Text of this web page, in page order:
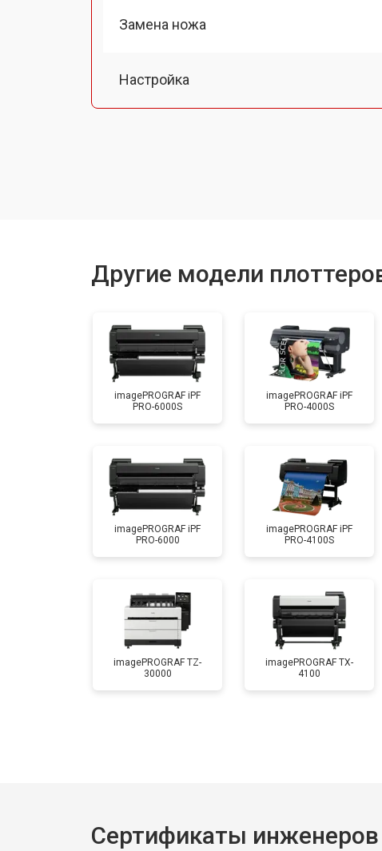
Замена ножа
Настройка
Ремонт блока питания
Промывка печатающей головки
Другие модели
imagePROGRAF iPF
PRO-6000S
imagePROGRAF iPF
PRO-4000S
imagePROGRAF iPF
PRO-6000
imagePROGRAF iPF
PRO-4100S
imagePROGRAF TZ-
30000
imagePROGRAF TX-
4100
Сертификаты инженеров